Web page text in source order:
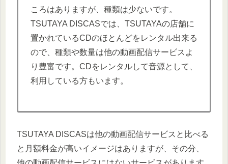
ころはありますが、種類は少ないです。
TSUTAYA DISCASでは、TSUTAYAの店舗に
置かれているCDのほとんどをレンタル出来る
ので、種類や数量は他の動画配信サービスよ
り豊富です。CDをレンタルして音源として、
利用している方もいます。
TSUTAYA DISCASは他の動画配信サービスと比べる
と月額料金が高いイメージはありますが、その分、